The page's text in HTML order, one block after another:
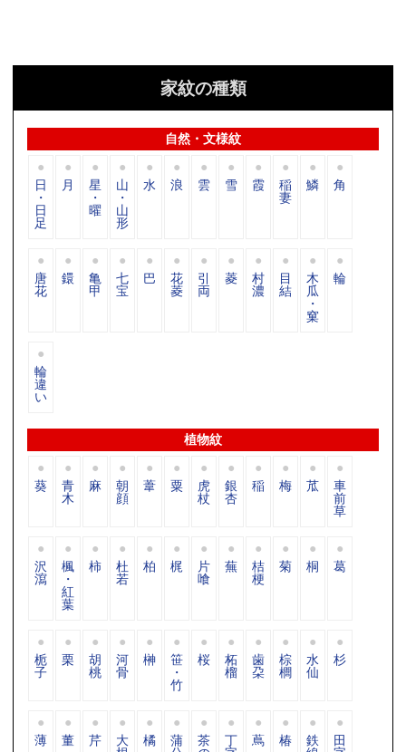
家紋の種類
自然・文様紋
日
・
日
足
月 星
・
曜
山
・
山
形
水 浪 雲 雪 霞 稲
妻
鱗 角
唐
花
鐶 亀
甲
七
宝
巴 花
菱
引
両
菱 村
濃
目
結
木
瓜
・
窠
輪
輪
違
い
植物紋
葵 青
木
麻 朝
顔
葦 粟 虎
杖
銀
杏
稲 梅 苽 車
前
草
沢
瀉
楓
・
紅
葉
柿 杜
若
柏 梶 片
喰
蕪 桔
梗
菊 桐 葛
栀
子
栗 胡
桃
河
骨
榊 笹
・
竹
桜 柘
榴
歯
朶
棕
櫚
水
仙
杉
薄 董 芹 大 橘 蒲 茶 丁 蔦 椿 鉄 田